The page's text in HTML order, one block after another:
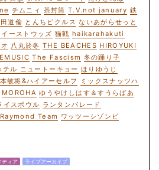
チムニィ 茶封筒 T.V.not january 鉄
道倫 とんちピクルス ないあがらせっと
ーストウッズ 猫戦 haikarahakuti
八丸於冬 THE BEACHES HIROYUKI
The Fascism 冬の踊り子
テル ニュートーキョー ほりゆうじ
敏将&ハイアーセルフ
ミックスナッツハ
MOROHA ゆうやけしはす＆すうらばあ
イスボウル ランタンパレード
Raymond Team ワッツーシゾンビ
ディア ライブアーカイブ